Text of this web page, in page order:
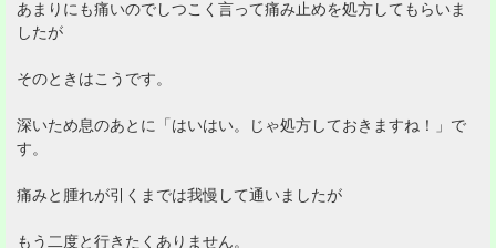
あまりにも痛いのでしつこく言って痛み止めを処方してもらいま
したが
そのときはこうです。
深いため息のあとに「はいはい。じゃ処方しておきますね！」で
す。
痛みと腫れが引くまでは我慢して通いましたが
もう二度と行きたくありません。